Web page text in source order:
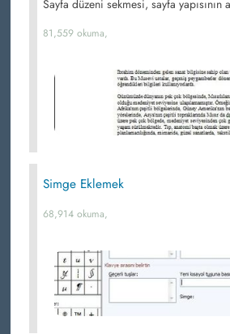
Sayfa düzeni sekmesi, sayfa yapısının
81,559 okuma,
Simge Eklemek
68,914 okuma,